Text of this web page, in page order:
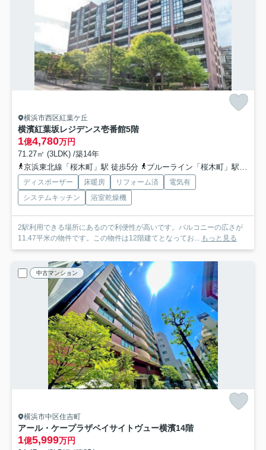
横浜市西区紅葉ケ丘
横濱紅葉坂レジデンス壱番館5階
1億4,780万円
71.27㎡ (3LDK) /築14年
京浜東北線「桜木町」駅 徒歩5分
ブルーライン「桜木町」駅 徒歩6分
ディスポーザー 床暖房 リフォーム済
電気有
システムキッチン
浴室乾燥機
2駅利用できる場所にあるので利便性が高いです。バルコニーの広さが
11.47平米の物件です。この物件は12階建てとなってお...
もっと見る
中古マンション
横浜市中区住吉町
アール・ケープラザベイサイトヴュー横濱14階
1億5,999万円